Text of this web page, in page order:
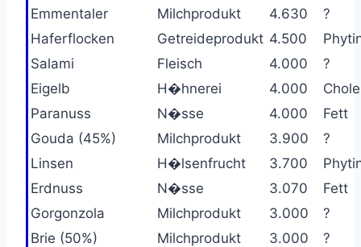
Emmentaler
Milchprodukt 4.630
?
Haferflocken
Getreideprodukt 4.500
Salami
Fleisch 4.000
?
Eigelb
H�hnerei 4.000
Paranuss
N�sse 4.000
Fett
Gouda (45%)
Milchprodukt 3.900
?
Linsen
H�lsenfrucht 3.700
Erdnuss
N�sse 3.070
Fett
Gorgonzola
Milchprodukt 3.000
?
Brie (50%)
Milchprodukt 3.000
?